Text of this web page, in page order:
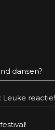
dansen?
Leuke reactie!